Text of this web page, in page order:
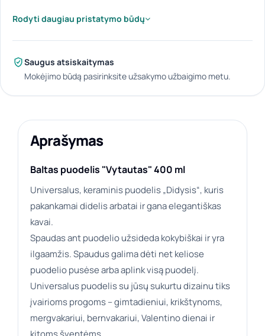
Rodyti daugiau pristatymo būdų
Saugus atsiskaitymas
Mokėjimo būdą pasirinksite užsakymo užbaigimo metu.
Aprašymas
Baltas puodelis "Vytautas" 400 ml
Universalus, keraminis puodelis „Didysis“, kuris
pakankamai didelis arbatai ir gana elegantiškas
kavai.
Spaudas ant puodelio užsideda kokybiškai ir yra
ilgaamžis. Spaudus galima dėti net keliose
puodelio pusėse arba aplink visą puodelį.
Universalus puodelis su jūsų sukurtu dizainu tiks
įvairioms progoms – gimtadieniui, krikštynoms,
mergvakariui, bernvakariui, Valentino dienai ir